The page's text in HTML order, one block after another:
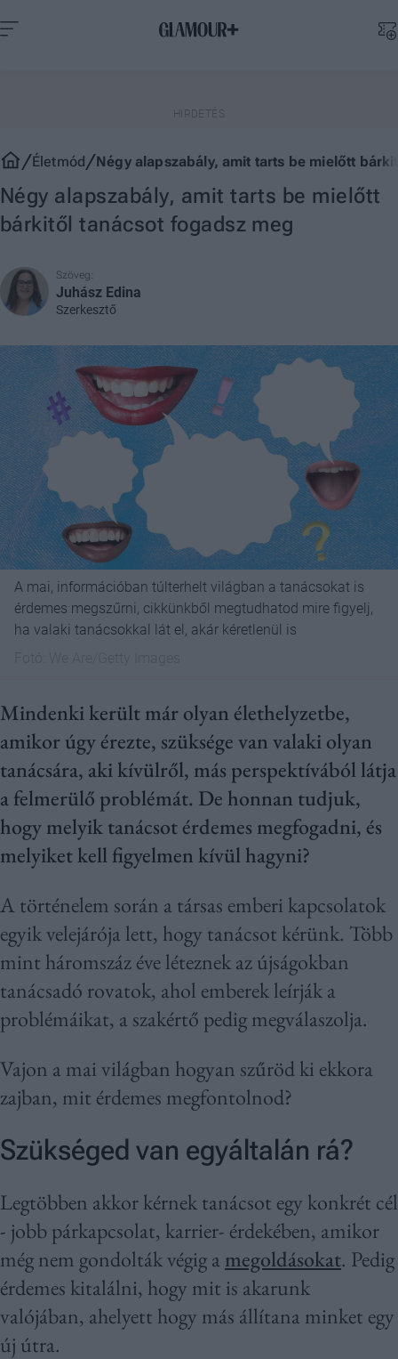
Életmód Négy alapszabály, amit tarts be mielőtt
Négy alapszabály, amit tarts be mielőtt
bárkitől tanácsot fogadsz meg
Szöveg:
Juhász Edina
Szerkesztő
A mai, információban túlterhelt világban a tanácsokat is
érdemes megszűrni, cikkünkből megtudhatod mire figyelj,
ha valaki tanácsokkal lát el, akár kéretlenül is
Mindenki került már olyan élethelyzetbe,
amikor úgy érezte, szüksége van valaki olyan
tanácsára, aki kívülről, más perspektívából látja
a felmerülő problémát. De honnan tudjuk,
hogy melyik tanácsot érdemes megfogadni, és
melyiket kell figyelmen kívül hagyni?
A történelem során a társas emberi kapcsolatok
egyik velejárója lett, hogy tanácsot kérünk. Több
mint háromszáz éve léteznek az újságokban
tanácsadó rovatok, ahol emberek leírják a
problémáikat, a szakértő pedig megválaszolja.
Vajon a mai világban hogyan szűröd ki ekkora
zajban, mit érdemes megfontolnod?
Szükséged van egyáltalán rá?
Legtöbben akkor kérnek tanácsot egy konkrét cél
- jobb párkapcsolat, karrier- érdekében, amikor
még nem gondolták végig a megoldásokat. Pedig
érdemes kitalálni, hogy mit is akarunk
valójában, ahelyett hogy más állítana minket egy
új útra.